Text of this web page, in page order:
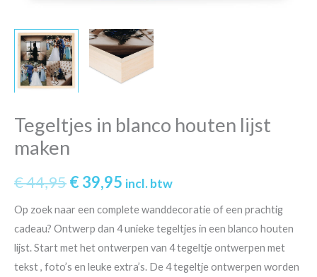
Tegeltjes in blanco houten lijst
maken
€44,95Oorspronkelijke
prijs
was:
€ 44,95.
€ 39,95 Huidige
prijs
is:
€ 39,95.
incl. btw
Op zoek naar een complete wanddecoratie of een prachtig
cadeau? Ontwerp dan 4 unieke tegeltjes in een blanco houten
lijst. Start met het ontwerpen van 4 tegeltje ontwerpen met
tekst , foto’s en leuke extra’s. De 4 tegeltje ontwerpen worden